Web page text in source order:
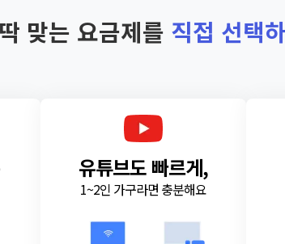
맞는 요금제를 직접 선택
유튜브도 빠르게,
1~2인 가구라면 충분해요